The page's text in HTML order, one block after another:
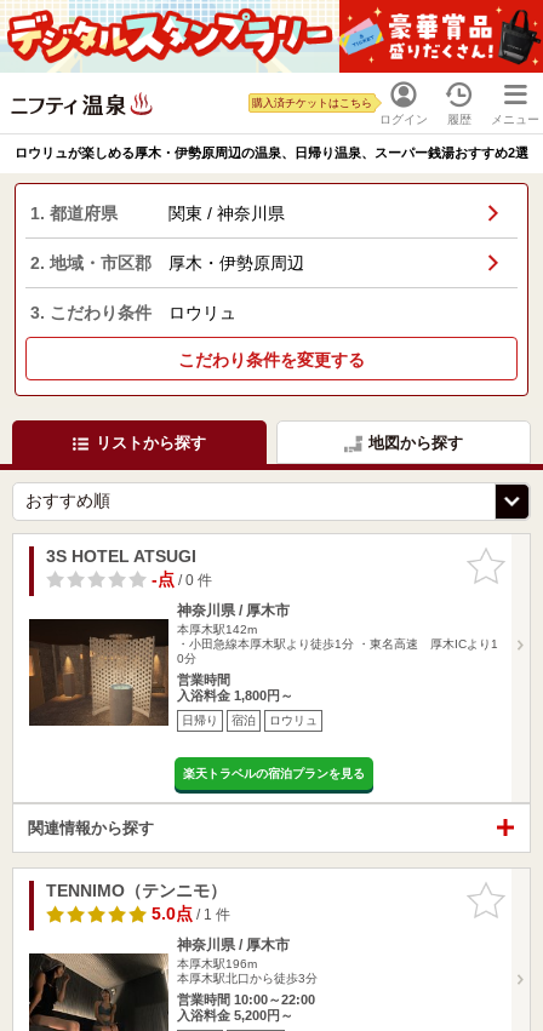
ログイン
購入済チケットはこちら
履歴 メニュー
ロウリュが楽しめる厚木・伊勢原周辺の温泉、日帰り温泉、スーパー銭湯おすすめ2選
1. 都道府県 関東 / 神奈川県
2. 地域・市区郡 厚木・伊勢原周辺
3. こだわり条件 ロウリュ
こだわり条件を変更する
リストから探す 地図から探す
お気に入
りに追加
3S HOTEL ATSUGI
-点/ 0 件
神奈川県 / 厚木市
本厚木駅142m
・小田急線本厚木駅より徒歩1分 ・東名高速 厚木ICより1
0分
営業時間
入浴料金 1,800円～
日帰り 宿泊 ロウリュ
楽天トラベルの宿泊プランを見る
関連情報から探す
お気に入
りに追加
TENNIMO（テンニモ）
5.0点/ 1 件
神奈川県 / 厚木市
本厚木駅196m
本厚木駅北口から徒歩3分
営業時間 10:00～22:00
入浴料金 5,200円～